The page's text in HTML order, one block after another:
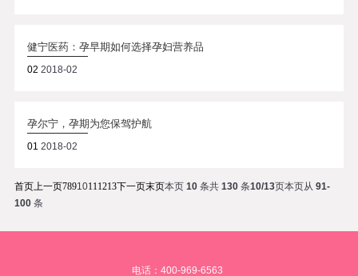
健宁医药：孕早期如何选择孕妇营养品
02 2018-02
孕尔宁，孕期为您保驾护航
01 2018-02
首页上一页78910111213下一页末页本页 10条共130 条10/13页本页从 91-
100条
电话：400-969-6563